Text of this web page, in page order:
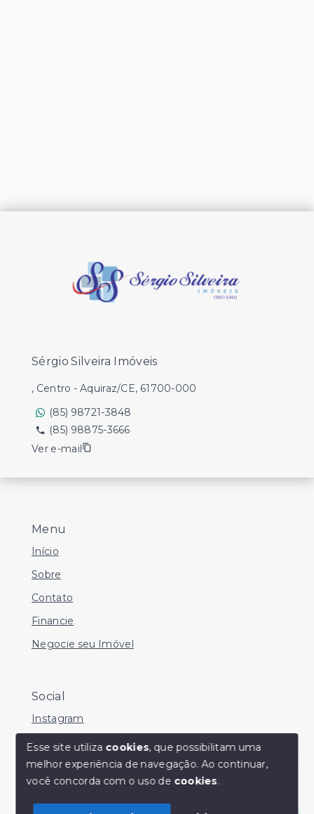
Olá! Estamos disponíveis para te ajudar.
Menu
Início
Sobre
Contato
Financie
Negocie seu Imóvel
Social
Instagram
Facebook
Youtube
Sérgio Silveira Imóveis
, Centro - Aquiraz/CE, 61700-000
(85) 98721-3848
(85) 98875-3666
Ver e-mail
Esse site utiliza cookies, que possibilitam uma
melhor experiência de navegação.Ao continuar,
você concorda com o uso de cookies.